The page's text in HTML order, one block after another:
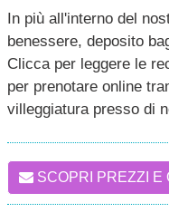
In più all'interno del
benessere, deposito
Clicca per leggere le
per prenotare online
villeggiatura presso di
SCOPRI PREZZI E